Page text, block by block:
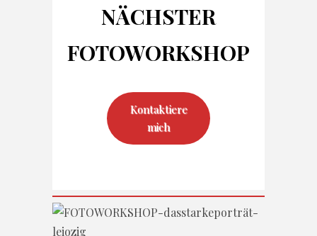
NÄCHSTER
FOTOWORKSHOP
Kontaktiere
mich